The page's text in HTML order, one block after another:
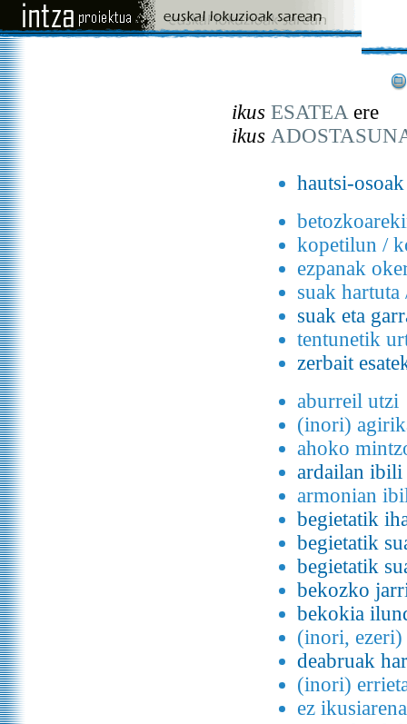
ikus ESATEAere
ikus
hautsi-osoak
kopetilun /
ezpanak
suak
suak eta
tentunetik
zerbait
aburreil utzi
(inori)
ahoko
ardailan ibili
armonian
begietatik
begietatik
begietatik
bekozko
bekokia
(inori,
deabruak
(inori)
ez